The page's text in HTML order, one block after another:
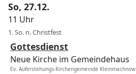
So, 27.12.
11 Uhr
1. So. n. Christfest
Gottesdienst
Neue Kirche im Gemeindehaus
Ev. Auferstehungs-Kirchengemeinde Kleinmachnow